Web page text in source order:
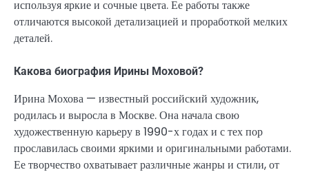
используя яркие и сочные цвета. Ее работы также
отличаются высокой детализацией и проработкой мелких
деталей.
Какова биография Ирины Моховой?
Ирина Мохова — известный российский художник,
родилась и выросла в Москве. Она начала свою
художественную карьеру в 1990-х годах и с тех пор
прославилась своими яркими и оригинальными работами.
Ее творчество охватывает различные жанры и стили, от